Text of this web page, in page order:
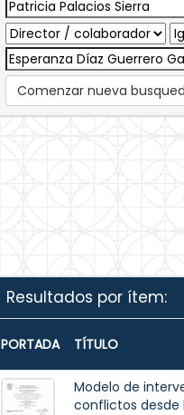
Comenzar nueva
Resultados por ítem:
PORTADA TÍTULO
Modelo de
conflictos desde